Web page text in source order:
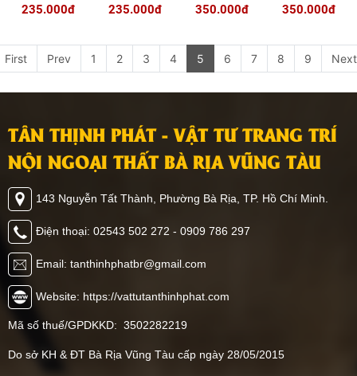
235.000đ 235.000đ 350.000đ 350.000đ
First Prev 1 2 3 4 5 6 7 8 9 Next
TÂN THỊNH PHÁT - VẬT TƯ TRANG TRÍ
NỘI NGOẠI THẤT BÀ RỊA VŨNG TÀU
143 Nguyễn Tất Thành, Phường Bà Rịa, TP. Hồ Chí Minh.
Điện thoại: 02543 502 272 - 0909 786 297
Email: tanthinhphatbr@gmail.com
Website: https://vattutanthinhphat.com
Mã số thuế/GPDKKD: 3502282219
Do sở KH & ĐT Bà Rịa Vũng Tàu cấp ngày 28/05/2015